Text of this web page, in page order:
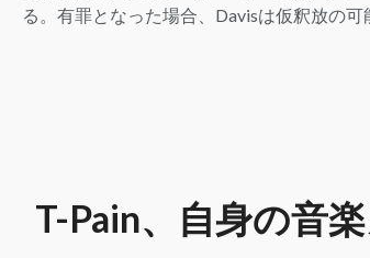
る。有罪となった場合、Davisは仮釈放の
T-Pain、自身の音